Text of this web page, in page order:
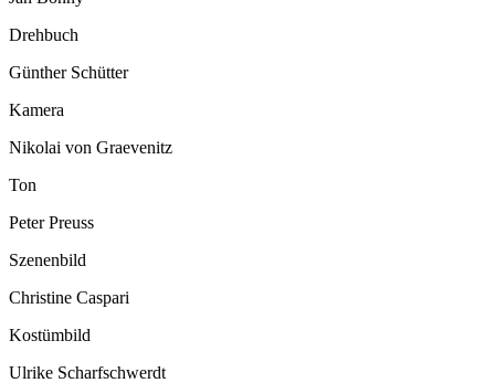
Drehbuch
Günther Schütter
Kamera
Nikolai von Graevenitz
Ton
Peter Preuss
Szenenbild
Christine Caspari
Kostümbild
Ulrike Scharfschwerdt